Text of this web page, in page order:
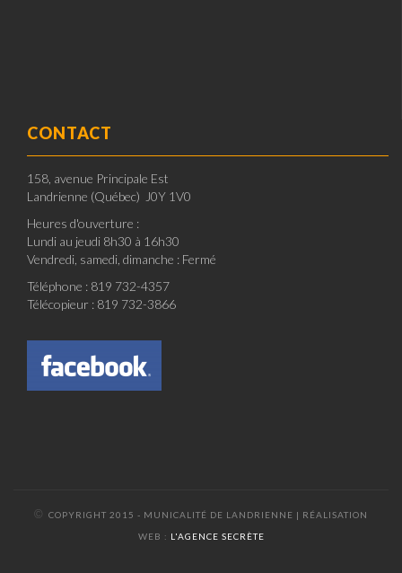
CONTACT
158, avenue Principale Est
Landrienne (Québec) J0Y 1V0
Heures d'ouverture :
Lundi au jeudi 8h30 à 16h30
Vendredi, samedi, dimanche : Fermé
Téléphone : 819 732-4357
Télécopieur : 819 732-3866
© COPYRIGHT 2015 - MUNICALITÉ DE LANDRIENNE | RÉALISATION
WEB : L'AGENCE SECRÈTE